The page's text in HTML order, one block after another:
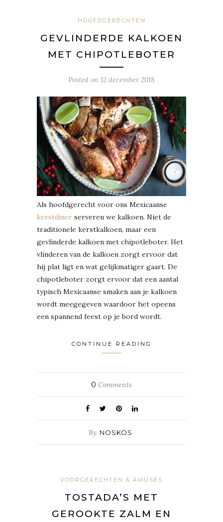
HOOFDGERECHTEN
GEVLINDERDE KALKOEN
MET CHIPOTLEBOTER
Posted on 12 december 2018
Als hoofdgerecht voor ons Mexicaanse
kerstdiner serveren we kalkoen. Niet de
traditionele kerstkalkoen, maar een
gevlinderde kalkoen met chipotleboter. Het
vlinderen van de kalkoen zorgt ervoor dat
hij plat ligt en wat gelijkmatiger gaart. De
chipotleboter zorgt ervoor dat een aantal
typisch Mexicaanse smaken aan je kalkoen
wordt meegegeven waardoor het opeens
een spannend feest op je bord wordt.
CONTINUE READING
0 Comments
By NOSKOS
VOORGERECHTEN & AMUSES
TOSTADA’S MET
GEROOKTE ZALM EN